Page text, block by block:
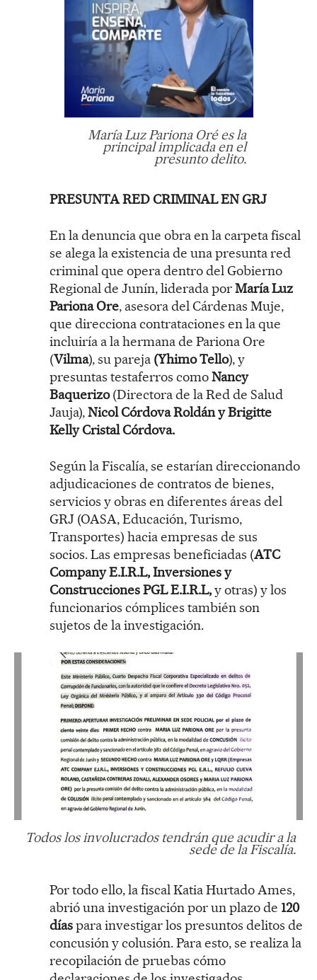
María Luz Pariona Oré es la
principal implicada en el
presunto delito.
PRESUNTA RED CRIMINAL EN GRJ
En la denuncia que obra en la carpeta fiscal
se alega la existencia de una presunta red
criminal que opera dentro del Gobierno
Regional de Junín, liderada porMaría Luz
Pariona Ore, asesora del Cárdenas Muje,
que direcciona contrataciones en la que
incluiría a la hermana de Pariona Ore
(Vilma), su pareja (Yhimo Tello), y
presuntas testaferros comoNancy
Baquerizo(Directora de la Red de Salud
Jauja),Nicol Córdova Roldán y Brigitte
Kelly Cristal Córdova.
Según la Fiscalía, se estarían direccionando
adjudicaciones de contratos de bienes,
servicios y obras en diferentes áreas del
GRJ (OASA, Educación, Turismo,
Transportes) hacia empresas de sus
socios. Las empresas beneficiadas (ATC
Company E.I.R.L, Inversiones y
Construcciones PGL E.I.R.L,y otras) y los
funcionarios cómplices también son
sujetos de la investigación.
Todos los involucrados tendrán que acudir a la
sede de la Fiscalía.
Por todo ello, la fiscal Katia Hurtado Ames,
abrió una investigación por un plazo de 120
díaspara investigar los presuntos delitos de
concusión y colusión. Para esto, se realiza la
recopilación de pruebas cómo